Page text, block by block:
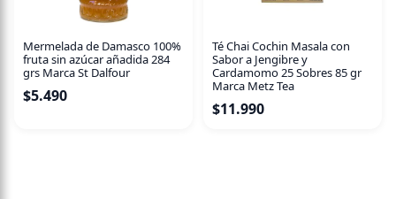
Mermelada de Damasco 100%
fruta sin azúcar añadida 284
grs Marca St Dalfour
$5.490
Té Chai Cochin Masala con
Sabor a Jengibre y
Cardamomo 25 Sobres 85 gr
Marca Metz Tea
$11.990